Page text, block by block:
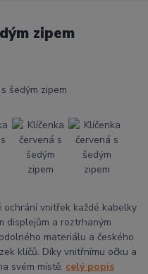
zipem
vnitřek každé kabelky
displejům a roztrhaným
materiálu a českého
klíčů. Díky vnitřnímu očku a
svém místě. celý popis